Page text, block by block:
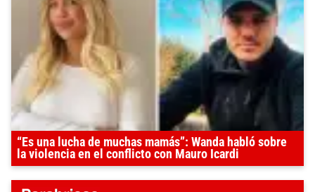
“Es una lucha de muchas mamás”: Wanda habló sobre
la violencia en el conflicto con Mauro Icardi